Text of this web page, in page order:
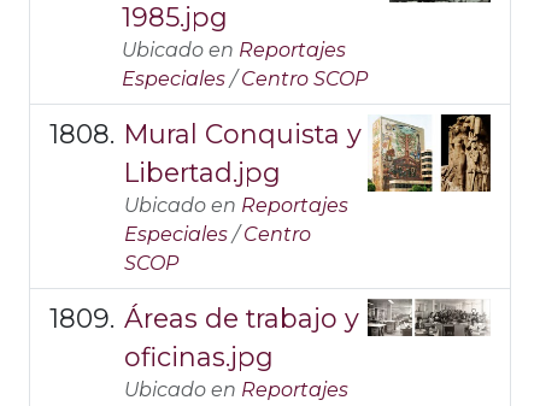
1985.jpg
Ubicado en Reportajes
Especiales /Centro SCOP
Mural Conquista y
Libertad.jpg
Ubicado en Reportajes
Especiales /Centro
SCOP
Áreas de trabajo y
oficinas.jpg
Ubicado en Reportajes